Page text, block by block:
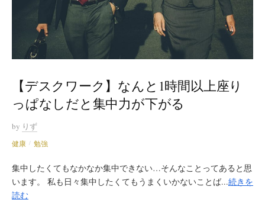
【デスクワーク】なんと1時間以上座り
っぱなしだと集中力が下がる
by りず
健康 / 勉強
集中したくてもなかなか集中できない…そんなことってあると思
います。 私も日々集中したくてもうまくいかないことば...続きを
読む